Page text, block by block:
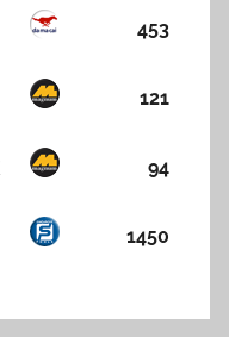
453
121
94
1450